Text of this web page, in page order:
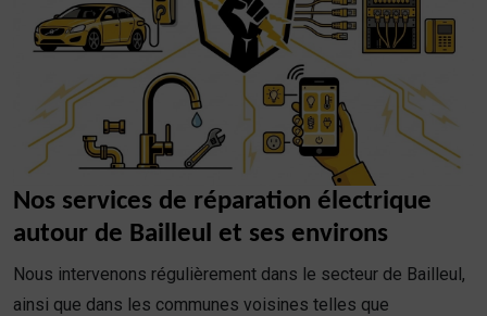
Nos services de réparation électrique
autour de Bailleul et ses environs
Nous intervenons régulièrement dans le secteur de Bailleul,
ainsi que dans les communes voisines telles que